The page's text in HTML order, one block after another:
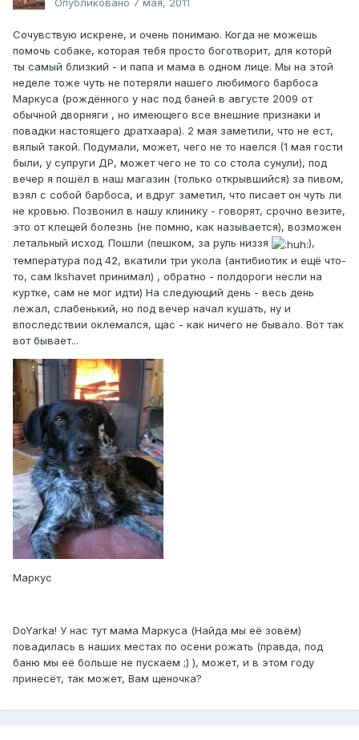
Опубликовано 7 мая, 2011
Сочувствую искрене, и очень понимаю. Когда не можешь
помочь собаке, которая тебя просто боготворит, для которй
ты самый близкий - и папа и мама в одном лице. Мы на этой
неделе тоже чуть не потеряли нашего любимого барбоса
Маркуса (рождённого у нас под баней в августе 2009 от
обычной дворняги , но имеющего все внешние признаки и
повадки настоящего дратхаара). 2 мая заметили, что не ест,
вялый такой. Подумали, может, чего не то наелся (1 мая гости
были, у супруги ДР, может чего не то со стола сунули), под
вечер я пошёл в наш магазин (только открывшийся) за пивом,
взял с собой барбоса, и вдруг заметил, что писает он чуть ли
не кровью. Позвонил в нашу клинику - говорят, срочно везите,
это от клещей болезнь (не помню, как называется), возможен
летальный исход. Пошли (пешком, за руль низзя
),
температура под 42, вкатили три укола (антибиотик и ещё что-
то, сам Ikshavet принимал) , обратно - полдороги несли на
куртке, сам не мог идти) На следующий день - весь день
лежал, слабенький, но под вечер начал кушать, ну и
впоследствии оклемался, щас - как ничего не бывало. Вот так
вот бывает...
Маркус
DoYarka! У нас тут мама Маркуса (Найда мы её зовём)
повадилась в наших местах по осени рожать (правда, под
баню мы её больше не пускаем ;) ), может, и в этом году
принесёт, так может, Вам щеночка?